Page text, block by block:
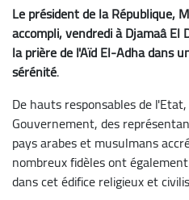
Le président de la République,
accompli, vendredi à Djamaâ El
la prière de l'Aïd El-Adha dans
sérénité.
De hauts responsables de
Gouvernement, des
pays arabes et musulmans
nombreux fidèles ont
dans cet édifice religieux et